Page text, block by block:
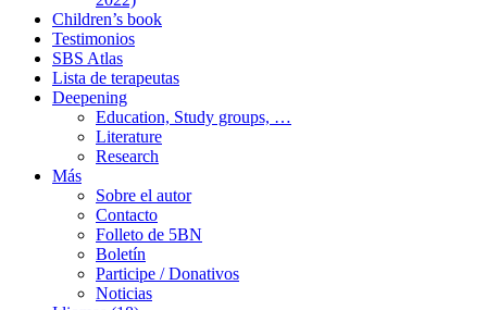
Children’s book
Testimonios
SBS Atlas
Lista de terapeutas
Deepening
Education, Study groups, …
Literature
Research
Más
Sobre el autor
Contacto
Folleto de 5BN
Boletín
Participe / Donativos
Noticias